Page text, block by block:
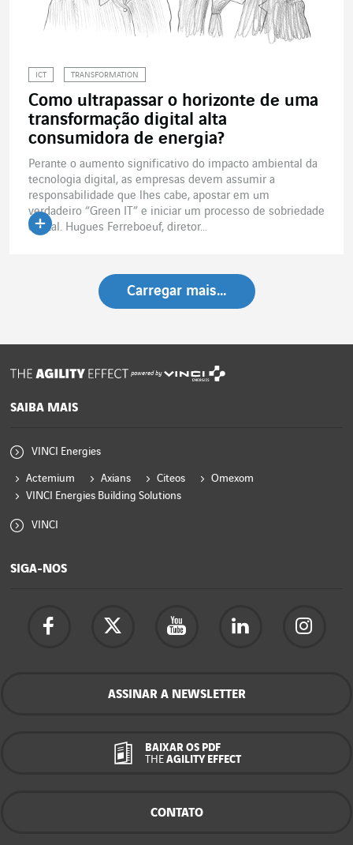
ICT TRANSFORMATION
Como ultrapassar o horizonte de uma
transformação digital alta
consumidora de energia?
Perante o aumento significativo do impacto ambiental da
tecnologia digital, as empresas devem assumir a
responsabilidade que lhes cabe, apostar em um
verdadeiro “Green IT” e iniciar um processo de sobriedade
digital. Hugues Ferreboeuf, diretor...
Carregar mais…
powered by
SAIBA MAIS
VINCI Energies
Actemium Axians Citeos
Omexom
VINCI Energies Building Solutions
VINCI
SIGA-NOS
ASSINAR A NEWSLETTER
BAIXAR OS PDF
THE AGILITY EFFECT
CONTATO